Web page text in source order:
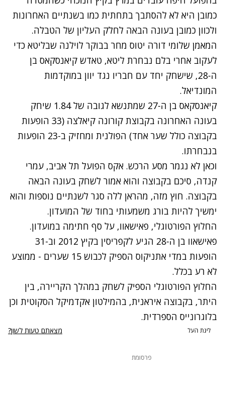
כמובן היא לא להסתבך בתחתית כמו בשנתיים האחרונות
ולכוון כמובן בעונה הבאה לחלק העליון של הטבלה.
המאמן שלומי דורה יטוס מחר בבוקר לוילנה שבליטא כדי
לעקוב אחרי בלם נבחרת ליטא, טאדש קיאנסקאס בן
ה-28, שישחק יחד עם חבריו נגד יוון במוקדמות
המונדיאל.
קיאנסקאס בן ה-27 שמתנשא לגובה של 1.84 שיחק
בעונה האחרונה בקבוצת קורונה קיאלצה (33 הופעות
בקבוצה כולל שער אחד) הפולנית ומחזיק ב-23 הופעות
בנבחרתו.
וכאן לא נגמר מסע הרכש. אקס הפועל תל אביב, עמרי
קנדה, סיכם בקבוצה והוא אמור לשחק בעונה הבאה
בקבוצה. חוץ מזה, מהראן ללה סגר לשנתיים נוספות והוא
ימשיך להיות בורג משמעותי בחוד של המועדון.
החלוץ הפורטוגלי, פאישאוו, על סף חתימה במועדון.
פאישאוו בן ה-28 הגיע לקפריסין בקיץ 2012 וב-31
הופעות במדי אתניקוס הספיק לכבוש 15 שערים - ממוצע
לא רע בכלל.
החלוץ הפורטוגלי הספיק לשחק במהלך הקריירה, בין
היתר, בקבוצה איראנית, בהמילטון אקדמיקל הסקוטית וכן
בלוגרונייס הספרדית.
ליגת העל מצאתם טעות לשון?
פרסומת